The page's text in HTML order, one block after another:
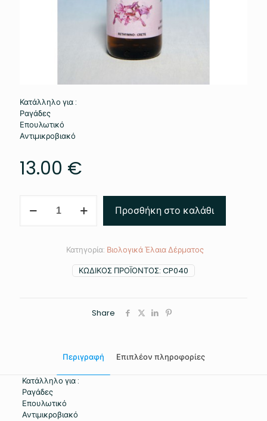
Κατάλληλο για :
Ραγάδες
Επουλωτικό
Αντιμικροβιακό
13.00 €
Δίκταμου
Προσθήκη στο καλάθι
ΚΩΔΙΚΌΣ ΠΡΟΪΌΝΤΟΣ: CP040
Κατηγορία: Βιολογικά Έλαια Δέρματος
Share
Περιγραφή Επιπλέον πληροφορίες
Κατάλληλο για :
Ραγάδες
Επουλωτικό
Αντιμικροβιακό